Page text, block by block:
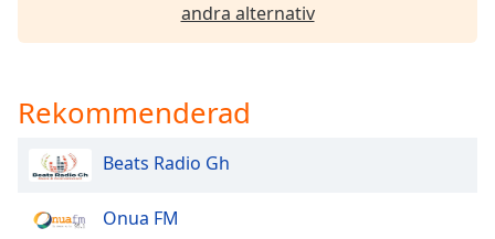
Beginning
window.
andra alternativ
Rekommenderad
Beats Radio Gh
Onua FM